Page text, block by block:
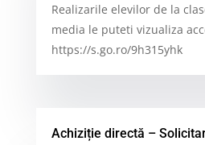
Realizarile elevilor de la
media le puteti vizualiza
https://s.go.ro/9h315yhk
Achiziție directă –